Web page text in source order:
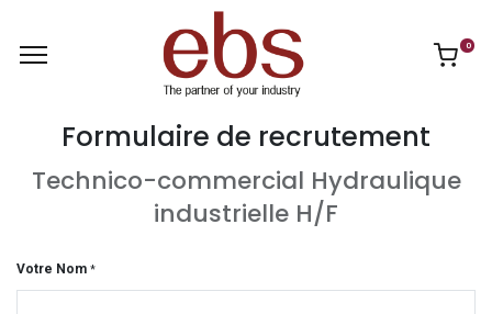
0
Formulaire de recrutement
Technico-commercial Hydraulique
industrielle H/F
Votre Nom *